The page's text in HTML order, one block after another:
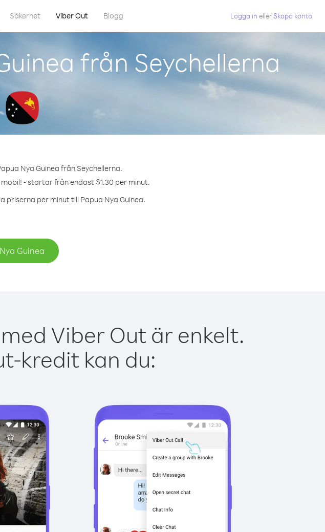
Säkerhet Viber Out Blogg Logga in eller Skapa konto
från Seychellerna
Nya Guinea från Seychellerna.
- startar från endast $1.30 per minut.
priserna per minut till Papua Nya Guinea.
Guinea
Viber Out är enkelt.
kredit kan du: